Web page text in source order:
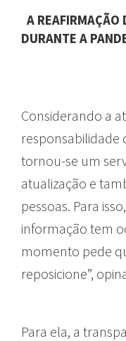
A REAFIRMAÇÃO
DURANTE A
Considerando a
responsabilidade
tornou-se um
atualização e
pessoas. Para
informação tem
momento pede
reposicione”,
Para ela, a